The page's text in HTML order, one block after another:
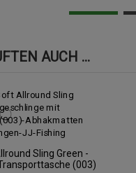
AUCH ...
Sling Green -
(003)